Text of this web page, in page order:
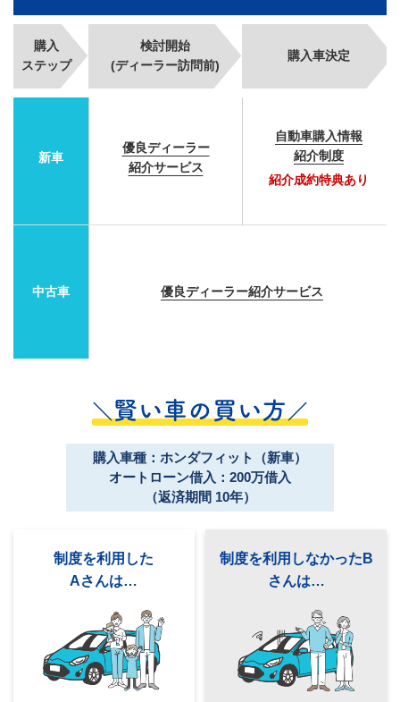
購入
ステップ
検討開始
(ディーラー訪問前)
購入車決定
新車
優良ディーラー
紹介サービス
自動車購入情報
紹介制度
紹介成約特典あり
中古車 優良ディーラー紹介サービス
購入車種：ホンダフィット（新車）
オートローン借入：200万借入
（返済期間 10年）
制度を利用した
Aさんは…
制度を利用しなかったB
さんは…